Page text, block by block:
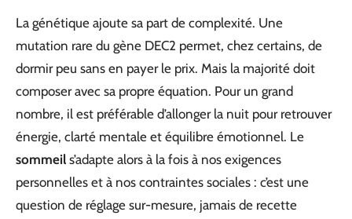
La génétique ajoute sa part de complexité. Une
mutation rare du gène DEC2 permet, chez certains, de
dormir peu sans en payer le prix. Mais la majorité doit
composer avec sa propre équation. Pour un grand
nombre, il est préférable d’allonger la nuit pour retrouver
énergie, clarté mentale et équilibre émotionnel. Le
sommeil s’adapte alors à la fois à nos exigences
personnelles et à nos contraintes sociales : c’est une
question de réglage sur-mesure, jamais de recette